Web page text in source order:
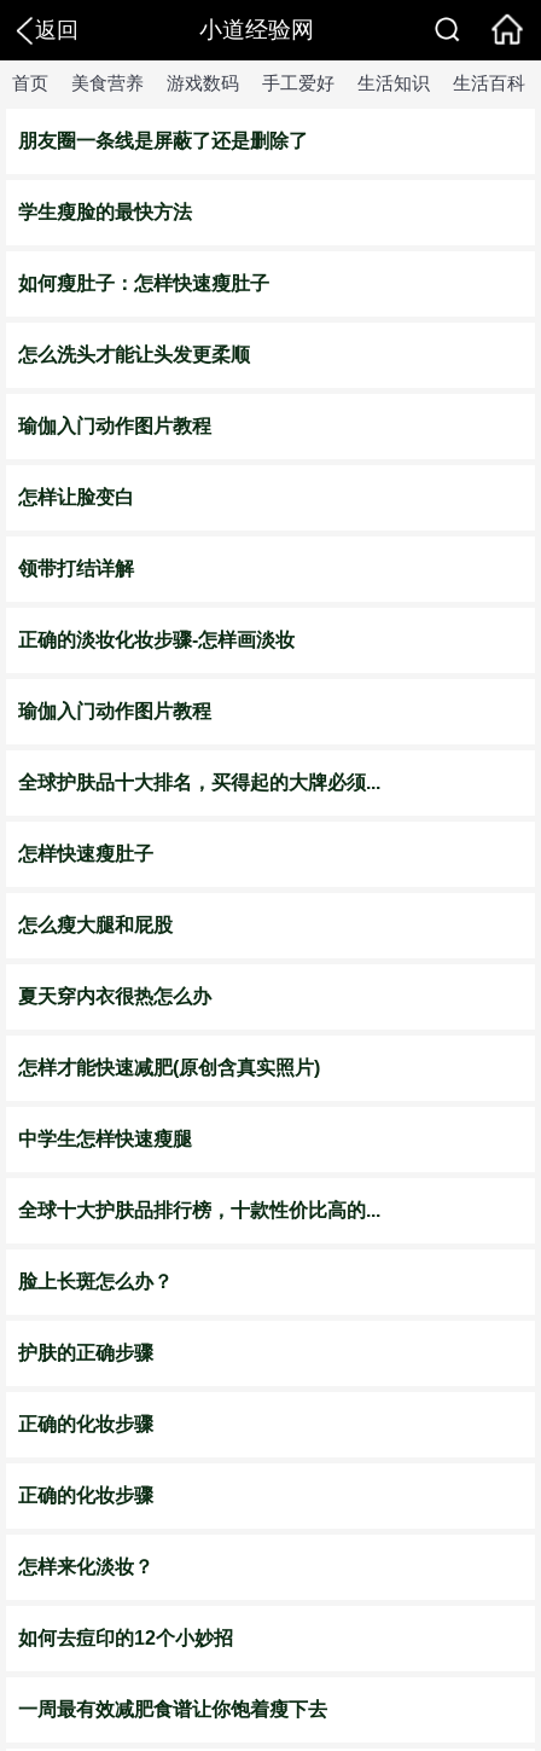
返回 小道经验网
首页 美食营养 游戏数码 手工爱好 生活知识 生活百科
朋友圈一条线是屏蔽了还是删除了
学生瘦脸的最快方法
如何瘦肚子：怎样快速瘦肚子
怎么洗头才能让头发更柔顺
瑜伽入门动作图片教程
怎样让脸变白
领带打结详解
正确的淡妆化妆步骤-怎样画淡妆
瑜伽入门动作图片教程
全球护肤品十大排名，买得起的大牌必须...
怎样快速瘦肚子
怎么瘦大腿和屁股
夏天穿内衣很热怎么办
怎样才能快速减肥(原创含真实照片)
中学生怎样快速瘦腿
全球十大护肤品排行榜，十款性价比高的...
脸上长斑怎么办？
护肤的正确步骤
正确的化妆步骤
正确的化妆步骤
怎样来化淡妆？
如何去痘印的12个小妙招
一周最有效减肥食谱让你饱着瘦下去